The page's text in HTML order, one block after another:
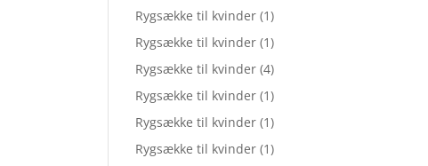
Rygsække til kvinder (1)
Rygsække til kvinder (1)
Rygsække til kvinder (4)
Rygsække til kvinder (1)
Rygsække til kvinder (1)
Rygsække til kvinder (1)